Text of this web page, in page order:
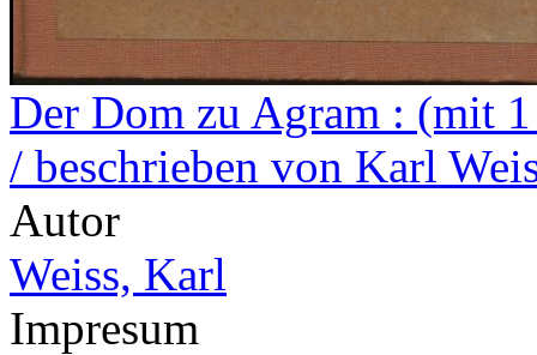
Der Dom zu Agram : (mit
/ beschrieben von Karl
Autor
Weiss, Karl
Impresum